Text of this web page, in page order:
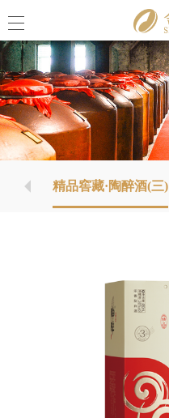
精品窖藏·陶醉酒(三)